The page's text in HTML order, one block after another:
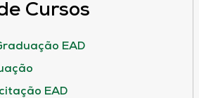
Cursos
EAD
EAD